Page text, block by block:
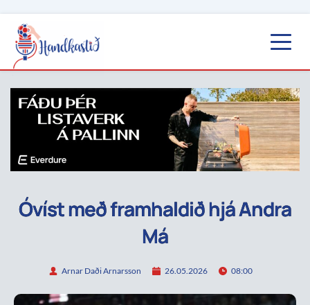
Óvíst með framhaldið hjá Andra
Má
Arnar Daði Arnarsson 26.05.2026 08:00